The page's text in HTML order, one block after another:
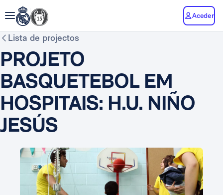
Aceder
Lista de projectos
PROJETO
BASQUETEBOL EM
HOSPITAIS: H.U. NIÑO
JESÚS